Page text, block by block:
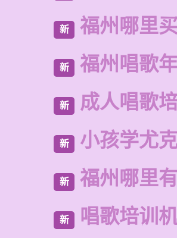
新 福州哪里
新 福州唱歌
新 成人唱歌
新 小孩学尤
新 福州哪里
新 唱歌培训